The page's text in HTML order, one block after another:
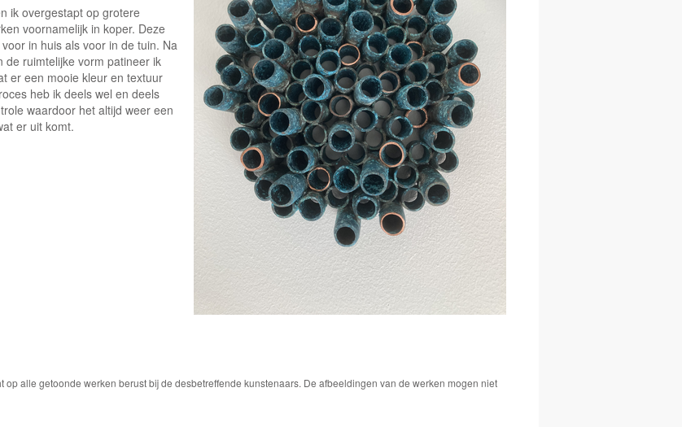
ik overgestapt op grotere
voornamelijk in koper. Deze
in huis als voor in de tuin. Na
de ruimtelijke vorm patineer ik
er een mooie kleur en textuur
heb ik deels wel en deels
waardoor het altijd weer een
er uit komt.
op alle getoonde werken berust bij de desbetreffende kunstenaars. De afbeeldingen van de werken mogen niet